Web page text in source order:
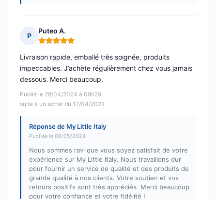
P
Puteo A.
Note : 5 sur 5
Publié le 28/04/2024 à 09h29
suite à un achat du 17/04/2024
Livraison rapide, emballé très soignée, produits
impeccables. J’achète régulièrement chez vous jamais
dessous. Merci beaucoup.
Réponse de My Little Italy
Publiée le 08/05/2024
Nous sommes ravi que vous soyez satisfait de votre
expérience sur My Little Italy. Nous travaillons dur
pour fournir un service de qualité et des produits de
grande qualité à nos clients. Votre soutien et vos
retours positifs sont très appréciés. Merci beaucoup
pour votre confiance et votre fidélité !